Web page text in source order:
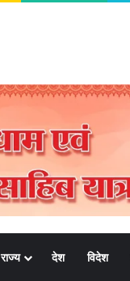
राज्य देश विदेश